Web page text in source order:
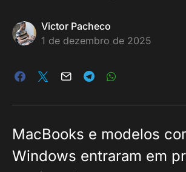
Victor Pacheco
1 de dezembro de 2025
MacBooks e modelos
Windows entraram em